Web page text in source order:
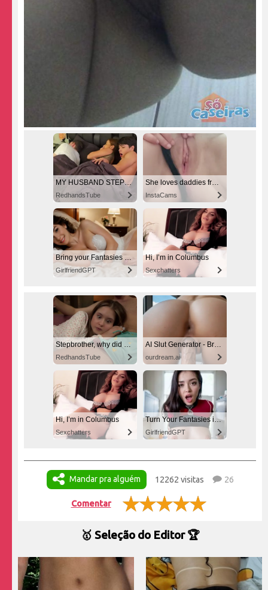
MY HUSBAND STEPSON MISTAKENLY GIVES ME IN THE ASS
RedhandsTube
She loves daddies from United States
InstaCams
Bring your Fantasies to life
GirlfriendGPT
Hi, I’m in Columbus
Sexchatters
Stepbrother, why did you show me your dick? Now I want to fuck you with my wet pussy
RedhandsTube
AI Slut Generator - Bring your Fantasies to life 🔥
ourdream.ai
Hi, I’m in Columbus
Sexchatters
Turn Your Fantasies into Reality
GirlfriendGPT
Mandar pra alguém 12262 visitas 26
Comentar
🥇 Seleção do Editor 🏆